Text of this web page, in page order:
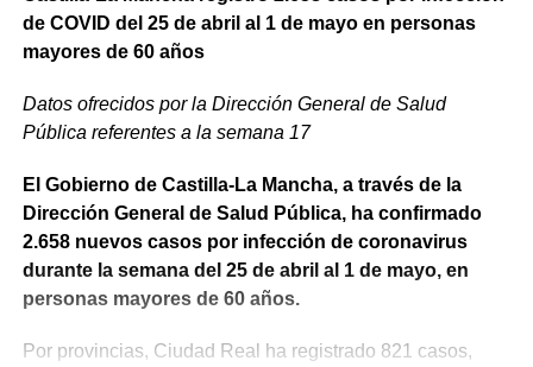
de COVID del 25 de abril al 1 de mayo en personas
mayores de 60 años
Datos ofrecidos por la Dirección General de Salud
Pública referentes a la semana 17
El Gobierno de Castilla-La Mancha, a través de la
Dirección General de Salud Pública, ha confirmado
2.658 nuevos casos por infección de coronavirus
durante la semana del 25 de abril al 1 de mayo, en
personas mayores de 60 años.
Por provincias, Ciudad Real ha registrado 821 casos,